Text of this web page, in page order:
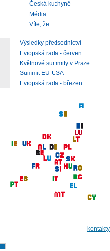
Česká kuchyně
Média
Víte, že…
Výsledky předsednictví
Evropská rada - červen
Květnové summity v Praze
Summit EU-USA
Evropská rada - březen
kontakty